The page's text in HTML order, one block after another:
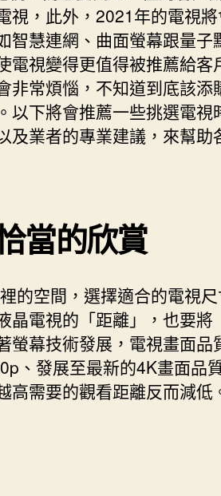
視，此外，2021年的電視
智慧連網、曲面螢幕跟量子
電視變得更值得被推薦給客
非常煩惱，不知道到底該添
以下將會推薦一些挑選電視
及業者的專業建議，來幫助
當的欣賞
的空間，選擇適合的電視
晶電視的「距離」，也要將
螢幕技術發展，電視畫面品
、發展至最新的4K畫面品
高需要的觀看距離反而減低